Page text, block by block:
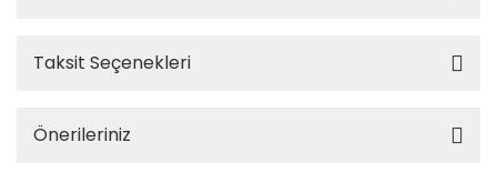
Taksit Seçenekleri
Önerileriniz